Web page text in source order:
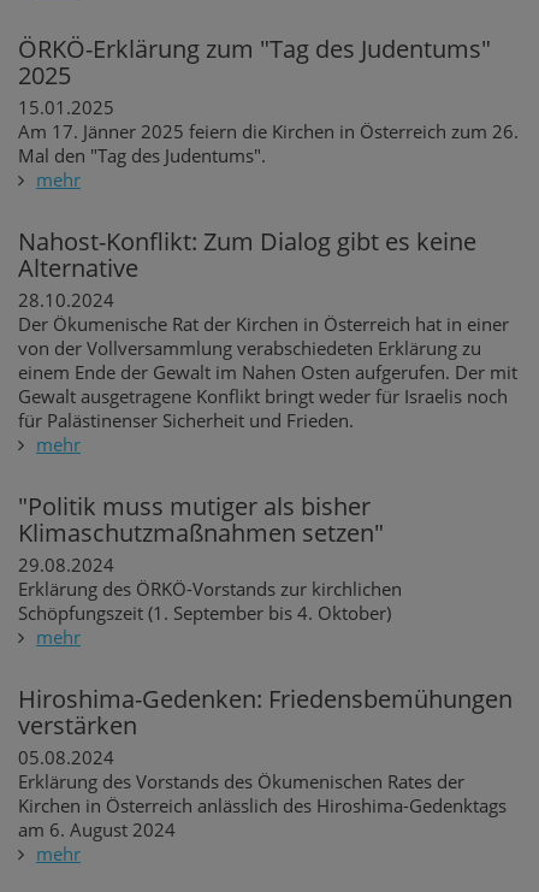
ÖRKÖ-Erklärung zum "Tag des Judentums"
2025
15.01.2025
Am 17. Jänner 2025 feiern die Kirchen in Österreich zum 26.
Mal den "Tag des Judentums".
mehr
Nahost-Konflikt: Zum Dialog gibt es keine
Alternative
28.10.2024
Der Ökumenische Rat der Kirchen in Österreich hat in einer
von der Vollversammlung verabschiedeten Erklärung zu
einem Ende der Gewalt im Nahen Osten aufgerufen. Der mit
Gewalt ausgetragene Konflikt bringt weder für Israelis noch
für Palästinenser Sicherheit und Frieden.
mehr
"Politik muss mutiger als bisher
Klimaschutzmaßnahmen setzen"
29.08.2024
Erklärung des ÖRKÖ-Vorstands zur kirchlichen
Schöpfungszeit (1. September bis 4. Oktober)
mehr
Hiroshima-Gedenken: Friedensbemühungen
verstärken
05.08.2024
Erklärung des Vorstands des Ökumenischen Rates der
Kirchen in Österreich anlässlich des Hiroshima-Gedenktags
am 6. August 2024
mehr